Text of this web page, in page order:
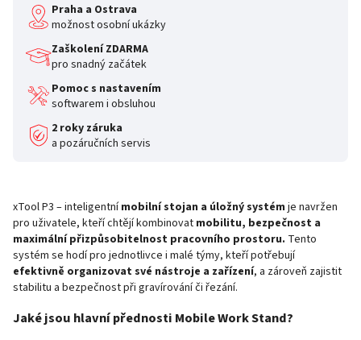
Praha a Ostrava
možnost osobní ukázky
Zaškolení ZDARMA
pro snadný začátek
Pomoc s nastavením
softwarem i obsluhou
2 roky záruka
a pozáručních servis
xTool P3 – inteligentnímobilní stojan a úložný systém je navržen
pro uživatele, kteří chtějí kombinovat mobilitu, bezpečnost a
maximální přizpůsobitelnost pracovního prostoru. Tento
systém se hodí pro jednotlivce i malé týmy, kteří potřebují
efektivně organizovat své nástroje a zařízení, a zároveň zajistit
stabilitu a bezpečnost při gravírování či řezání.
Jaké jsou hlavní přednosti Mobile Work Stand?